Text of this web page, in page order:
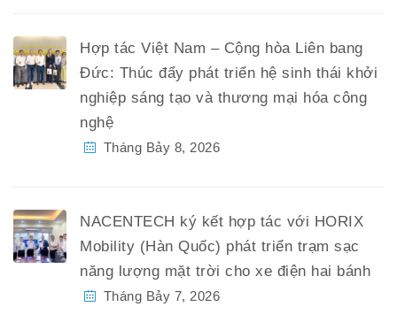
Hợp tác Việt Nam – Cộng hòa Liên bang
Đức: Thúc đẩy phát triển hệ sinh thái khởi
nghiệp sáng tạo và thương mại hóa công
nghệ
Tháng Bảy 8, 2026
NACENTECH ký kết hợp tác với HORIX
Mobility (Hàn Quốc) phát triển trạm sạc
năng lượng mặt trời cho xe điện hai bánh
Tháng Bảy 7, 2026